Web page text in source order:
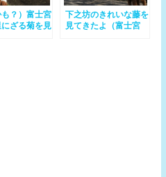
も？）富士宮
ざる菊を見
下之坊のきれいな藤を
見てきたよ（富士宮